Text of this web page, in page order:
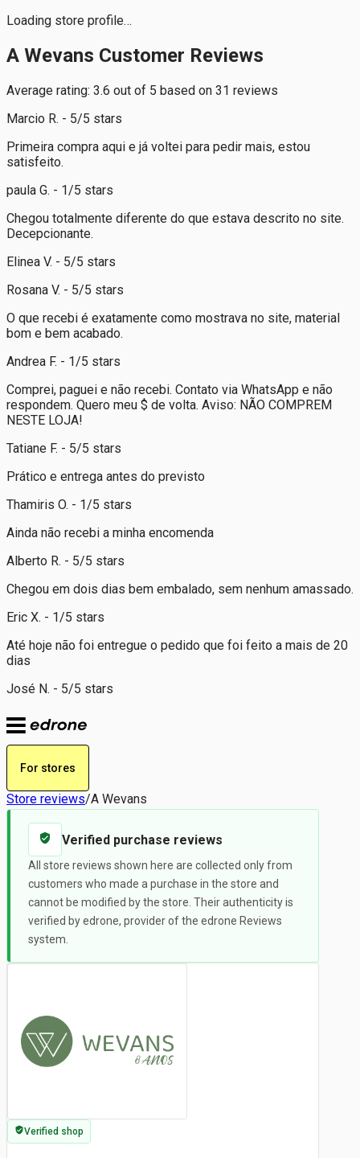
Loading store profile…
A Wevans Customer Reviews
Average rating: 3.6 out of 5 based on 31 reviews
Marcio R. - 5/5 stars
Primeira compra aqui e já voltei para pedir mais, estou
satisfeito.
paula G. - 1/5 stars
Chegou totalmente diferente do que estava descrito no site.
Decepcionante.
Elinea V. - 5/5 stars
Rosana V. - 5/5 stars
O que recebi é exatamente como mostrava no site, material
bom e bem acabado.
Andrea F. - 1/5 stars
Comprei, paguei e não recebi. Contato via WhatsApp e não
respondem. Quero meu $ de volta. Aviso: NÃO COMPREM
NESTE LOJA!
Tatiane F. - 5/5 stars
Prático e entrega antes do previsto
Thamiris O. - 1/5 stars
Ainda não recebi a minha encomenda
Alberto R. - 5/5 stars
Chegou em dois dias bem embalado, sem nenhum amassado.
Eric X. - 1/5 stars
Até hoje não foi entregue o pedido que foi feito a mais de 20
dias
José N. - 5/5 stars
For stores
Store reviews/A Wevans
Verified purchase reviews
All store reviews shown here are collected only from
customers who made a purchase in the store and
cannot be modified by the store. Their authenticity is
verified by edrone, provider of the edrone Reviews
system.
Verified shop